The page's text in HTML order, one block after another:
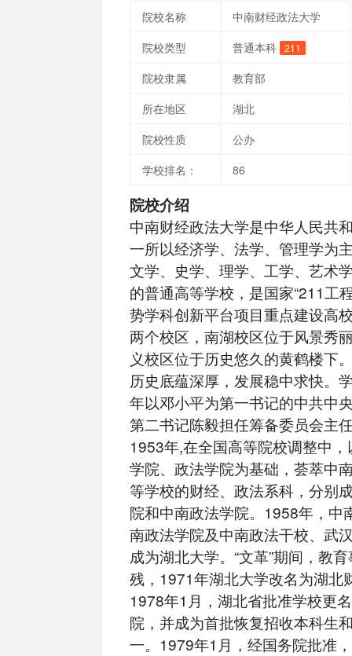
院校名称
中南财经政法大学
院校类型
普通本科 211
院校隶属
教育部
所在地区
湖北
院校性质
公办
学校排名：
86
院校介绍
中南财经政法大学是中华人民共
一所以经济学、法学、管理学为
文学、史学、理学、工学、艺术
的普通高等学校，是国家“211工
势学科创新平台项目重点建设高
两个校区，南湖校区位于风景秀
义校区位于历史悠久的黄鹤楼下
历史底蕴深厚，发展稳中求快。
年以邓小平为第一书记的中共中
第二书记陈毅担任筹备委员会主
1953年,在全国高等院校调整中
学院、政法学院为基础，荟萃中
等学校的财经、政法系科，分别
院和中南政法学院。1958年，中
南政法学院及中南政法干校、武
成为湖北大学。“文革”期间，教
残，1971年湖北大学改名为湖北
1978年1月，湖北省批准学校更
院，并成为首批恢复招收本科生
一。1979年1月，经国务院批准